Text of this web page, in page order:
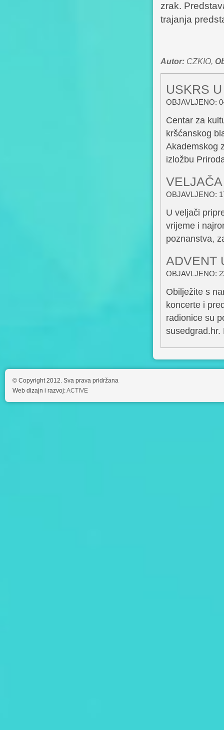
zrak.
trajanja
Autor: CZKIO,
USKRS
OBJAVLJENO:
Centar za
kršćanskog
Akademskog
izložbu
OBJAVLJENO:
U veljači
vrijeme i
poznanstva,
ADVENT
OBJAVLJENO:
Obilježite s
koncerte i
radionice su
susedgrad.hr.
© Copyright 2012. Sva prava pridržana
Web dizajn i razvoj:ACTIVE